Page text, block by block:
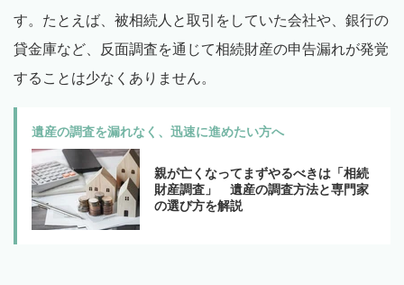
す。たとえば、被相続人と取引をしていた会社や、銀行の
貸金庫など、反面調査を通じて相続財産の申告漏れが発覚
することは少なくありません。
遺産の調査を漏れなく、迅速に進めたい方へ
親が亡くなってまずやるべきは「相続
財産調査」 遺産の調査方法と専門家
の選び方を解説